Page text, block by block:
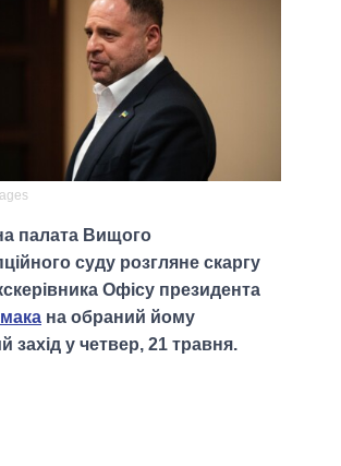
палата Вищого
суду розгляне скаргу
Офісу президента
на обраний йому
захід у четвер, 21 травня.